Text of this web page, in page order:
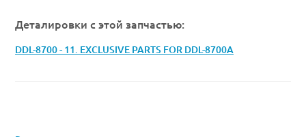
Деталировки с этой запчастью:
DDL-8700 - 11. EXCLUSIVE PARTS FOR DDL-8700A